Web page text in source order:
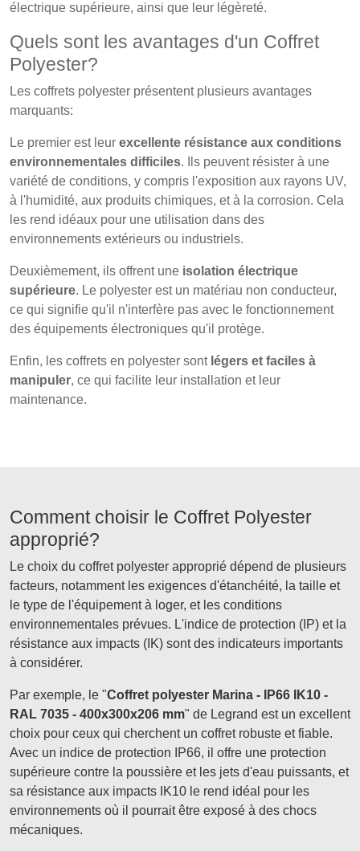
électrique supérieure, ainsi que leur légèreté.
Quels sont les avantages d'un Coffret
Polyester?
Les coffrets polyester présentent plusieurs avantages
marquants:
Le premier est leur excellente résistance aux conditions
environnementales difficiles. Ils peuvent résister à une
variété de conditions, y compris l'exposition aux rayons UV,
à l'humidité, aux produits chimiques, et à la corrosion. Cela
les rend idéaux pour une utilisation dans des
environnements extérieurs ou industriels.
Deuxièmement, ils offrent une isolation électrique
supérieure. Le polyester est un matériau non conducteur,
ce qui signifie qu'il n'interfère pas avec le fonctionnement
des équipements électroniques qu'il protège.
Enfin, les coffrets en polyester sont légers et faciles à
manipuler, ce qui facilite leur installation et leur
maintenance.
Comment choisir le Coffret Polyester
approprié?
Le choix du coffret polyester approprié dépend de plusieurs
facteurs, notamment les exigences d'étanchéité, la taille et
le type de l'équipement à loger, et les conditions
environnementales prévues. L'indice de protection (IP) et la
résistance aux impacts (IK) sont des indicateurs importants
à considérer.
Par exemple, le "Coffret polyester Marina - IP66 IK10 -
RAL 7035 - 400x300x206 mm" de Legrand est un excellent
choix pour ceux qui cherchent un coffret robuste et fiable.
Avec un indice de protection IP66, il offre une protection
supérieure contre la poussière et les jets d'eau puissants, et
sa résistance aux impacts IK10 le rend idéal pour les
environnements où il pourrait être exposé à des chocs
mécaniques.